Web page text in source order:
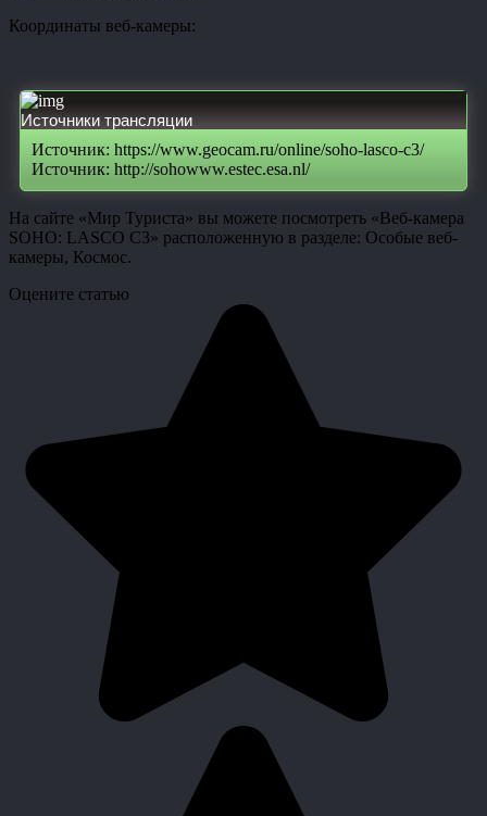
Координаты веб-камеры:
Источники трансляции
Источник: https://www.geocam.ru/online/soho-lasco-c3/
Источник: http://sohowww.estec.esa.nl/
На сайте «Мир Туриста» вы можете посмотреть «Веб-камера
SOHO: LASCO C3» расположенную в разделе: Особые веб-
камеры, Космос.
Оцените статью